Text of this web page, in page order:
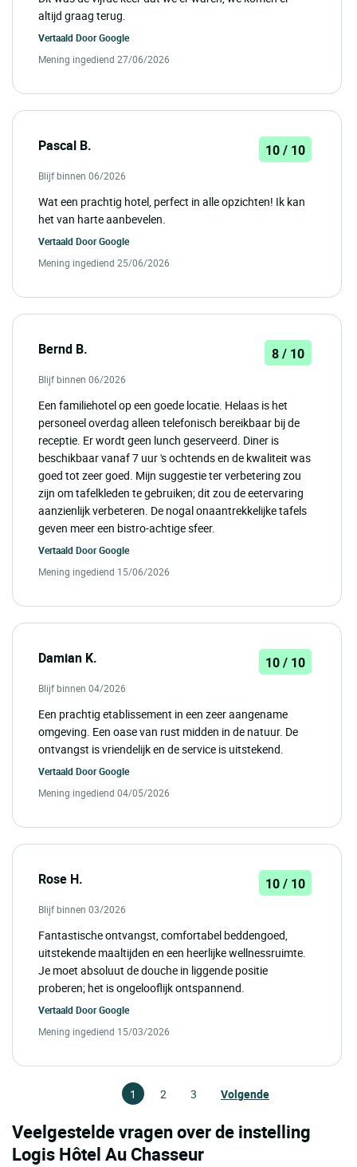
altijd graag terug.
Vertaald DoorGoogle
Mening ingediend 27/06/2026
Pascal B. 10 / 10
Blijf binnen 06/2026
Wat een prachtig hotel, perfect in alle opzichten! Ik kan
het van harte aanbevelen.
Vertaald DoorGoogle
Mening ingediend 25/06/2026
Bernd B. 8 / 10
Blijf binnen 06/2026
Een familiehotel op een goede locatie. Helaas is het
personeel overdag alleen telefonisch bereikbaar bij de
receptie. Er wordt geen lunch geserveerd. Diner is
beschikbaar vanaf 7 uur 's ochtends en de kwaliteit was
goed tot zeer goed. Mijn suggestie ter verbetering zou
zijn om tafelkleden te gebruiken; dit zou de eetervaring
aanzienlijk verbeteren. De nogal onaantrekkelijke tafels
geven meer een bistro-achtige sfeer.
Vertaald DoorGoogle
Mening ingediend 15/06/2026
Damian K. 10 / 10
Blijf binnen 04/2026
Een prachtig etablissement in een zeer aangename
omgeving. Een oase van rust midden in de natuur. De
ontvangst is vriendelijk en de service is uitstekend.
Vertaald DoorGoogle
Mening ingediend 04/05/2026
Rose H. 10 / 10
Blijf binnen 03/2026
Fantastische ontvangst, comfortabel beddengoed,
uitstekende maaltijden en een heerlijke wellnessruimte.
Je moet absoluut de douche in liggende positie
proberen; het is ongelooflijk ontspannend.
Vertaald DoorGoogle
Mening ingediend 15/03/2026
1 2 3 Volgende
Veelgestelde vragen over de instelling
Logis Hôtel Au Chasseur